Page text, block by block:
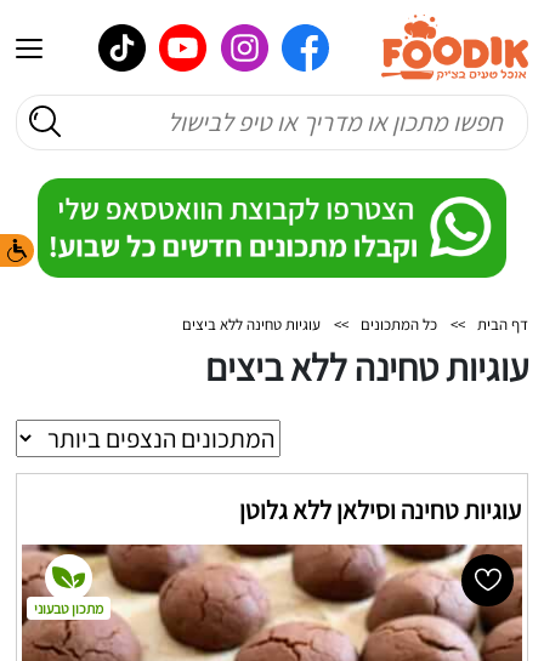
דף הבית >> כל המתכונים >> עוגיות טחינה ללא ביצים
עוגיות טחינה ללא ביצים
עוגיות טחינה וסילאן ללא גלוטן
מתכון טבעוני